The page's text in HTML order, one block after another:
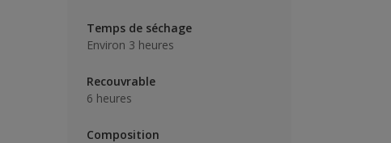
Temps de séchage
Environ 3 heures
Recouvrable
6 heures
Composition